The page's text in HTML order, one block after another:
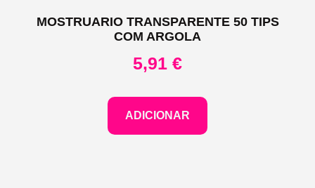
MOSTRUARIO TRANSPARENTE 50 TIPS
COM ARGOLA
5,91 €
ADICIONAR